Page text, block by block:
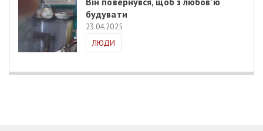
будувати
23.04.2025
ЛЮДИ